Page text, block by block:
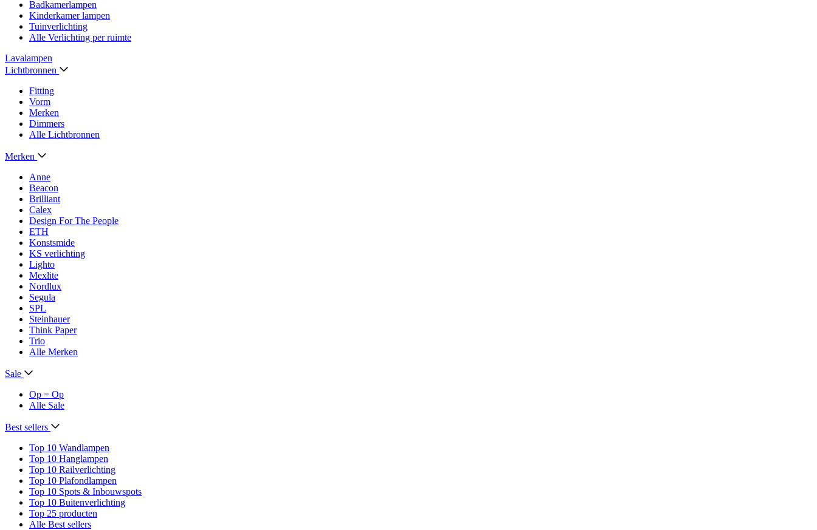
Badkamerlampen
Kinderkamer lampen
Tuinverlichting
Alle Verlichting per ruimte
Lavalampen
Lichtbronnen
Fitting
Vorm
Merken
Dimmers
Alle Lichtbronnen
Merken
Anne
Beacon
Brilliant
Calex
Design For The People
ETH
Konstsmide
KS verlichting
Lighto
Mexlite
Nordlux
Segula
SPL
Steinhauer
Think Paper
Trio
Alle Merken
Sale
Op = Op
Alle Sale
Best sellers
Top 10 Wandlampen
Top 10 Hanglampen
Top 10 Railverlichting
Top 10 Plafondlampen
Top 10 Spots & Inbouwspots
Top 10 Buitenverlichting
Top 25 producten
Alle Best sellers